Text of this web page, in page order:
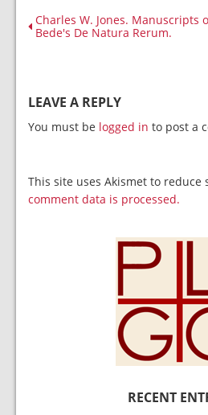
Charles W. Jones. Manuscripts
Bede's De Natura Rerum.
LEAVE A REPLY
You must be logged in to post a
This site uses Akismet to reduce
comment data is processed.
RECENT